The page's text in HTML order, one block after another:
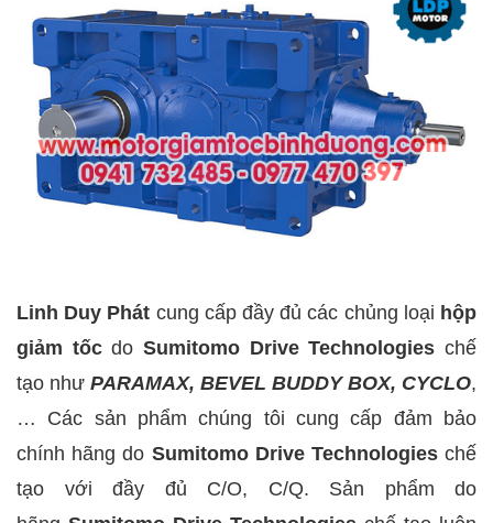
Linh Duy Phát cung cấp đầy đủ các chủng loại hộp
giảm tốcdoSumitomo Drive Technologies chế
tạo như PARAMAX, BEVEL BUDDY BOX, CYCLO,
… Các sản phẩm chúng tôi cung cấp đảm bảo
chính hãng do Sumitomo Drive Technologieschế
tạo với đầy đủ C/O, C/Q. Sản phẩm do